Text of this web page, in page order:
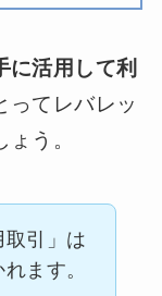
に活用して利
ってレバレッ
う。
取引」は
ます。